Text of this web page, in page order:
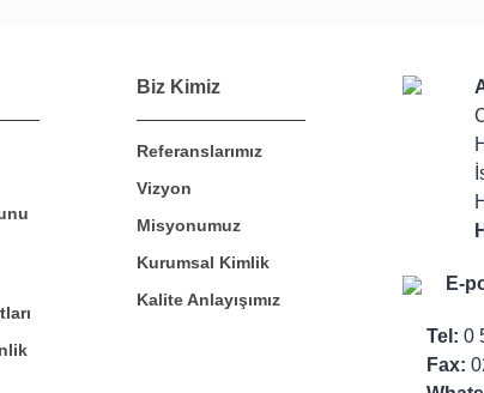
Bu ürüne ilk yorumu siz yapın!
Yorum Yaz
Biz Kimiz
Referanslarımız
Vizyon
Misyonumuz
Kurumsal Kimlik
Kalite Anlayışımız
E-
Tel: 0
Fax: